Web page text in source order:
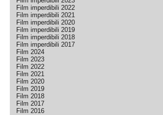
Film imperdibili 2022
Film imperdibili 2021
Film imperdibili 2020
Film imperdibili 2019
Film imperdibili 2018
Film imperdibili 2017
Film 2024
Film 2023
Film 2022
Film 2021
Film 2020
Film 2019
Film 2018
Film 2017
Film 2016